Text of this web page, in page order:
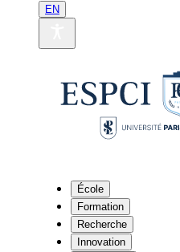
EN
École
Formation
Recherche
Innovation